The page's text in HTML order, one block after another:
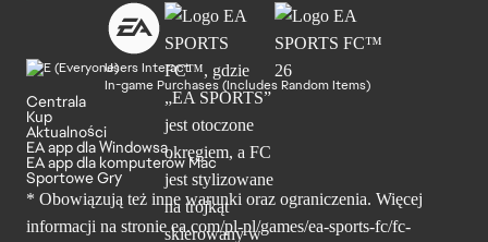
Users Interact
In-game Purchases (Includes Random Items)
Centrala
Kup
Aktualności
EA app dla Windowsa
EA app dla komputerów Mac
Sportowe Gry
* Obowiązują też inne warunki oraz ograniczenia. Więcej
informacji na stronie ea.com/pl-pl/games/ea-sports-fc/fc-